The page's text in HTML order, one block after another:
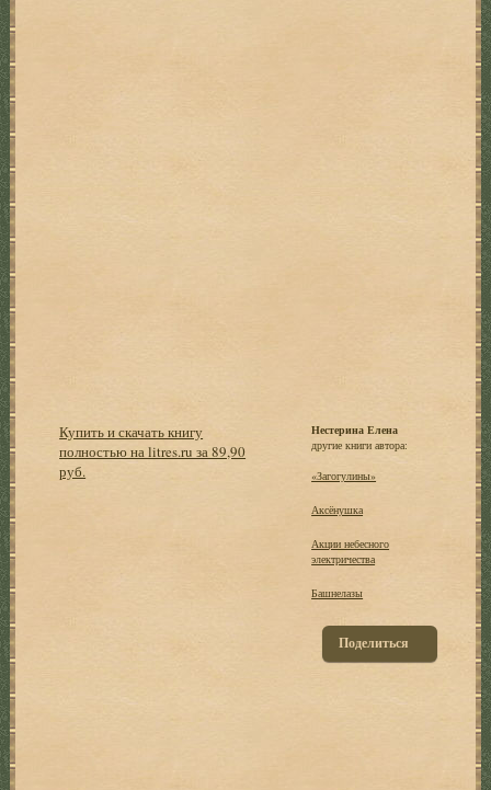
Купить и скачать книгу
полностью на litres.ru за 89,90
руб.
Нестерина Елена
другие книги автора:
«Загогулины»
Аксёнушка
Акции небесного
электричества
Башнелазы
Поделиться